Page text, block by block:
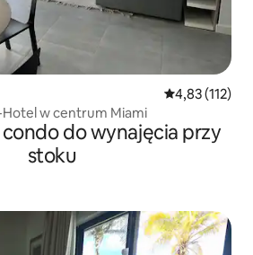
Średnia
4,83 (112)
w centrum Miami
do wynajęcia przy
stoku